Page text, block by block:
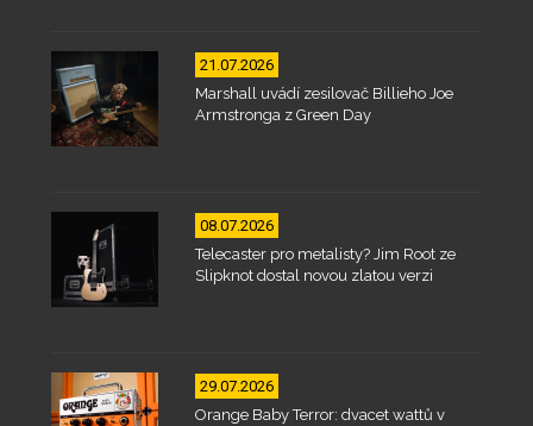
21.07.2026
Marshall uvádí zesilovač Billieho Joe
Armstronga z Green Day
08.07.2026
Telecaster pro metalisty? Jim Root ze
Slipknot dostal novou zlatou verzi
29.07.2026
Orange Baby Terror: dvacet wattů v